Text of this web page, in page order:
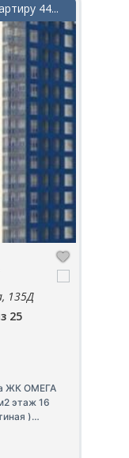
44...
135Д
25
ЖК ОМЕГА
этаж 16
)